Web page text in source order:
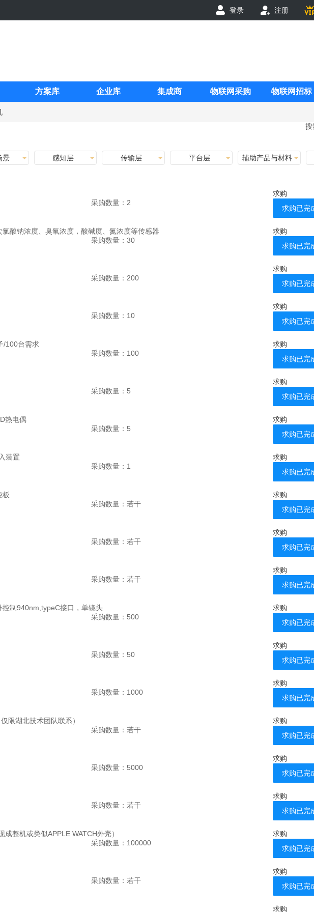
登录 注册
方案库 企业库 集成商 物联网采购 物联网招标
搜
景 感知层 传输层 平台层 辅助产品与材料
求购
采购数量： 2
求购已完
求购
酸钠浓度、臭氧浓度，酸碱度、氮浓度等传感器
采购数量：30
求购已完
求购
采购数量： 200
求购已完
求购
采购数量： 10
求购已完
求购
/100台需求
采购数量： 100
求购已完
求购
采购数量： 5
求购已完
求购
热电偶
采购数量： 5
求购已完
求购
装置
采购数量： 1
求购已完
求购
板
采购数量：若干
求购已完
求购
采购数量：若干
求购已完
求购
采购数量：若干
求购已完
求购
制940nm,typeC接口，单镜头
采购数量： 500
求购已完
求购
采购数量： 50
求购已完
求购
采购数量： 1000
求购已完
求购
限湖北技术团队联系）
采购数量：若干
求购已完
求购
采购数量： 5000
求购已完
求购
采购数量：若干
求购已完
求购
整机或类似APPLE WATCH外壳）
采购数量： 100000
求购已完
求购
采购数量：若干
求购已完
求购